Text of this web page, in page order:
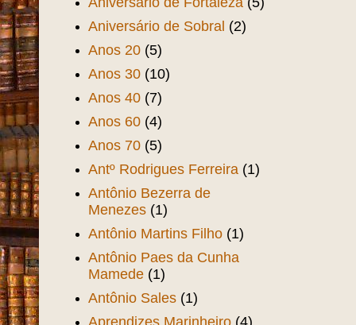
Aniversário de Sobral (2)
Anos 20 (5)
Anos 30 (10)
Anos 40 (7)
Anos 60 (4)
Anos 70 (5)
Antº Rodrigues Ferreira (1)
Antônio Bezerra de
Menezes (1)
Antônio Martins Filho (1)
Antônio Paes da Cunha
Mamede (1)
Antônio Sales (1)
Aprendizes Marinheiro (4)